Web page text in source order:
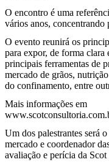
O encontro é uma
vários anos, concentrando
O evento reunirá os
para expor, de forma clara
principais ferramentas de
mercado de grãos,
do confinamento, entre
Mais informações em
Um dos palestrantes será
mercado e coordenador
avaliação e perícia da